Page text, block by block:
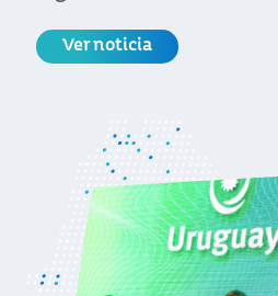
farmacéutica, celebró
actores del sector.
Ver noticia